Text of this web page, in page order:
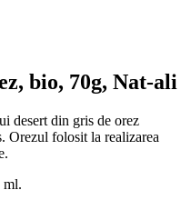
bio, 70g, Nat-ali
desert din gris de orez
Orezul folosit la realizarea
ml.